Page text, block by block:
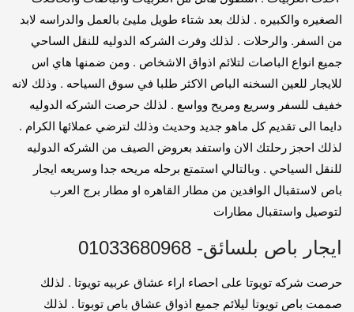
الصغيره والكبيره . لذلك بعد شتاء طويل مليئ بالعمل والدراسه لابد
من السفر. والرحلات . لذلك وفرت الشركه الدوليه للنقل الساحي
جميع انواع الباصات لتلائم اذواق الاشخاص . ومن ضمنها هاي اس
للايجار للعين السخنه الباص الاكثر طلبا في سوق السياحه . وذلك لانه
خفيف للسفر وسريع ومريح وواسع . لذلك حرصت الشركه الدوليه
دايما الى تقديم كل ماهو جديد وحديث وذلك لترضي عملائها الكرام .
لذلك احجز رحلتك الان واستفد بعروض الصيف من الشركه الدوليه
للنقل السياحي . وبالتالي استمتع برحله مريحه جدا وسريعه ايجار
باص لاستقبال الوافدين من مطار القاهره او مطار برج العرب
لتوصيل واستقبال مطارات
ايجار باص بلسائق- 01033680968
حرصت شركه تويوتا على احصاء اراء عشاق عربيه تويوتا . لذلك
صممت باص تويوتا ليلائم جميع اذواق عشاق باص توبوتا . لذلك